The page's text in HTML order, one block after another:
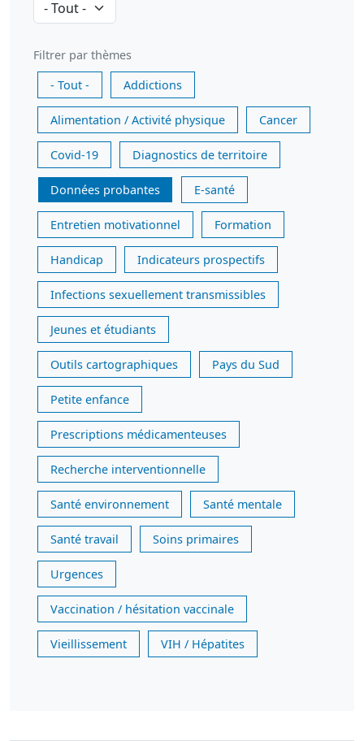
Filtrer par thèmes
- Tout -
Addictions
Alimentation / Activité physique Cancer
Covid-19 Diagnostics de territoire
Données probantes E-santé
Entretien motivationnel Formation
Handicap Indicateurs prospectifs
Infections sexuellement transmissibles
Jeunes et étudiants
Outils cartographiques Pays du Sud
Petite enfance
Prescriptions médicamenteuses
Recherche interventionnelle
Santé environnement Santé mentale
Santé travail Soins primaires
Urgences
Vaccination / hésitation vaccinale
Vieillissement VIH / Hépatites